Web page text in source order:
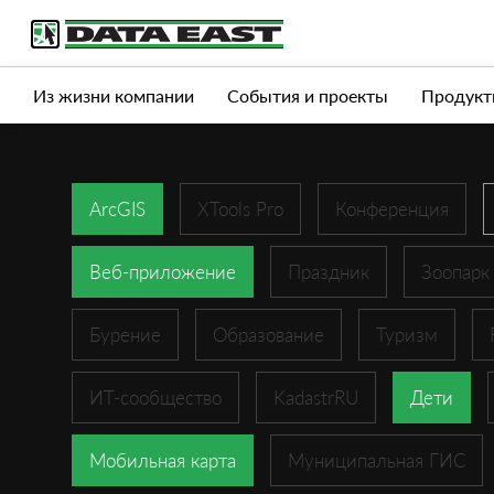
Услуги Продукты Истории успеха
Из жизни компании События и проекты
ArcGIS XTools Pro Конференция
Веб-приложение Праздник Зоопарк
Бурение Образование Туризм
ИТ-сообщество KadastrRU Дети
Мобильная карта Муниципальная ГИС